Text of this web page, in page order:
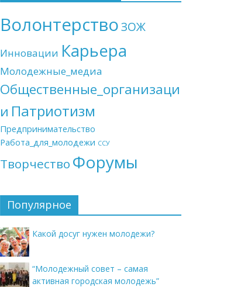
ВолонтерствоЗОЖ
Инновации Карьера
Молодежные_медиа
Общественные_организаци
и Патриотизм
Предпринимательство
Работа_для_молодежи ССУ
Творчество Форумы
Популярное
Какой досуг нужен молодежи?
“Молодежный совет – самая
активная городская молодежь”